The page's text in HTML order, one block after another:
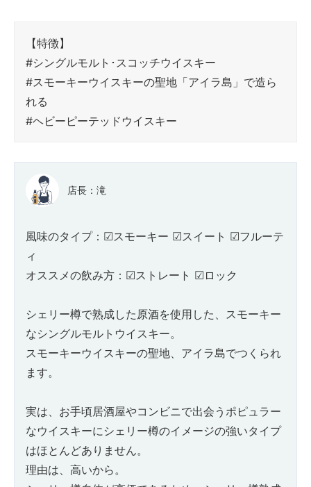
【特徴】
#シングルモルト･スコッチウイスキー
#スモーキーウイスキーの聖地「アイラ島」で造ら
れる
#ヘビーピーテッドウイスキー
店長：滝
風味のタイプ：☑スモーキー ☑スイート ☑フルーテ
ィ
オススメの飲み方：☑ストレート ☑ロック
シェリー樽で熟成した原酒を使用した、スモーキー
なシングルモルトウイスキー。
スモーキーウイスキーの聖地、アイラ島でつくられ
ます。
実は、お手頃居酒屋やコンビニで出会うポピュラー
なウイスキーにシェリー樽のイメージの強いタイプ
はほとんどありません。
理由は、高いから。